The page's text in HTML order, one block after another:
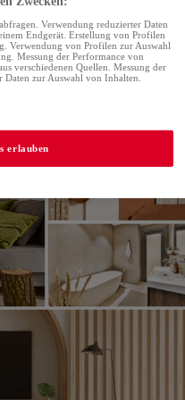
persönlich und taktil
die eine Seele
Verwendung reduzierter Daten
Endgerät. Erstellung von Profilen
Verwendung von Profilen zur Auswahl
Messung der Performance von
verschiedenen Quellen. Messung der
zur Auswahl von Inhalten.
erlauben